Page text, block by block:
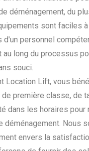
déménagement, du
sont faciles
d'un personnel
long du processus
souci.
Location Lift, vous
première classe, de
dans les horaires pour
déménagement. Nous
envers la